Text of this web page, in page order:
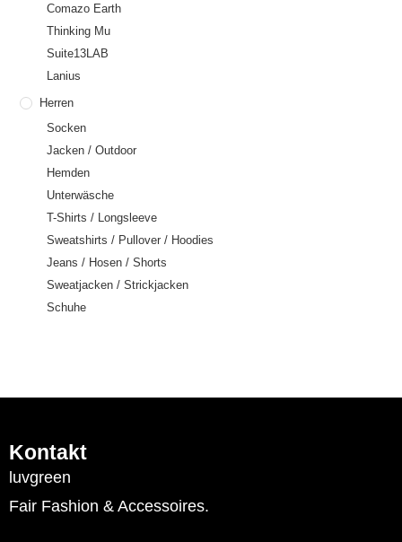
Comazo Earth
Thinking Mu
Suite13LAB
Lanius
Herren
Socken
Jacken / Outdoor
Hemden
Unterwäsche
T-Shirts / Longsleeve
Sweatshirts / Pullover / Hoodies
Jeans / Hosen / Shorts
Sweatjacken / Strickjacken
Schuhe
Kontakt
luvgreen
Fair Fashion & Accessoires.